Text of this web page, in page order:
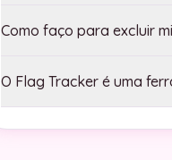
Como faço para excluir
O Flag Tracker é uma